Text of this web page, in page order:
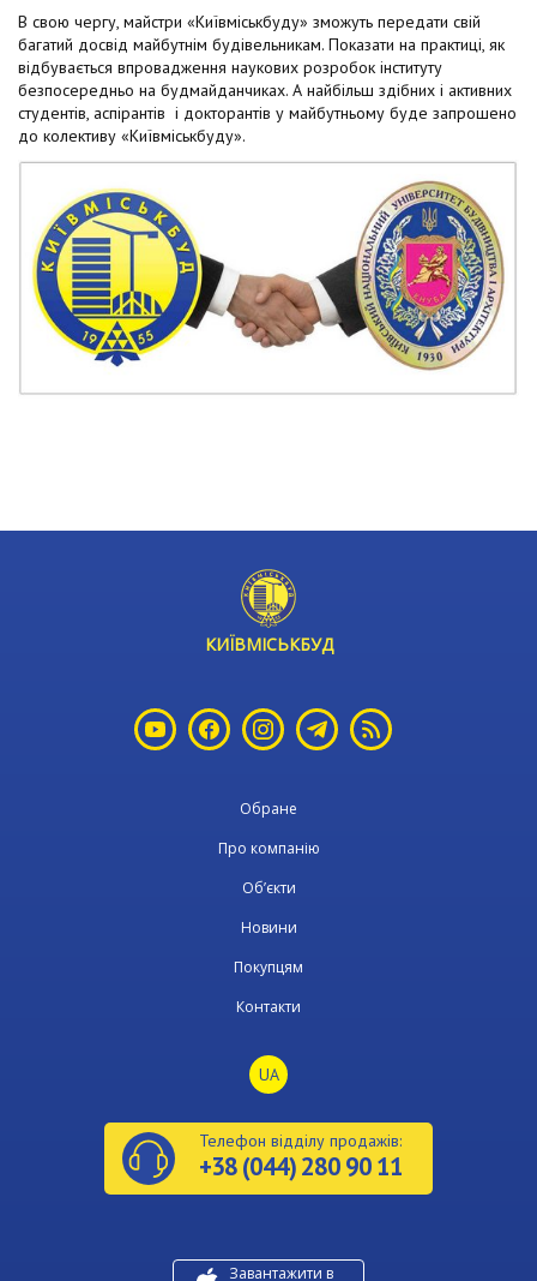
В свою чергу, майстри «Київміськбуду» зможуть передати свій
багатий досвід майбутнім будівельникам. Показати на практиці, як
відбувається впровадження наукових розробок інституту
безпосередньо на будмайданчиках. А найбільш здібних і активних
студентів, аспірантів і докторантів у майбутньому буде запрошено
до колективу «Київміськбуду».
КИЇВМІСЬКБУД
Обране
Про компанію
Об’єкти
Новини
Покупцям
Контакти
UA
Телефон відділу продажів:
+38 (044) 280 90 11
Завантажити в